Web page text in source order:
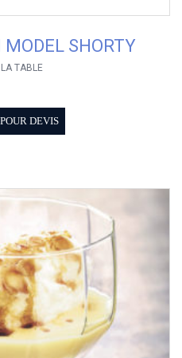
SHORTY
TABLE
DEVIS